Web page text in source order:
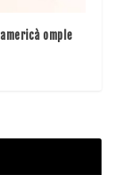
omple